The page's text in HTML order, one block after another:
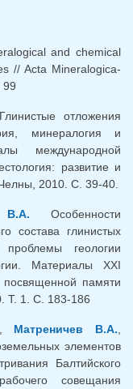
and chemical
// Acta Mineralogica-
99
отложения
минералогия и
международной
развитие и
2010. С. 39-40.
В.А. Особенности
состава глинистых
геологии
Материалы XXI
памяти
Т. 1. С. 183-186
Матреничев В.А.
элементов
Балтийского
совещания